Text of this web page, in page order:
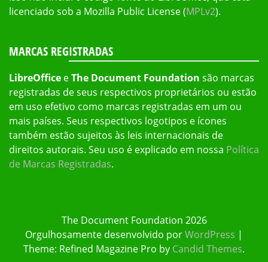
licenciado sob a Mozilla Public License (MPLv2).
MARCAS REGISTRADAS
LibreOffice eThe Document Foundation são marcas
registradas de seus respectivos proprietários ou estão
em uso efetivo como marcas registradas em um ou
mais países. Seus respectivos logotipos e ícones
também estão sujeitos às leis internacionais de
direitos autorais. Seu uso é explicado em nossa Política
de Marcas Registradas.
The Document Foundation 2026
Orgulhosamente desenvolvido porWordPress |
Theme: Refined Magazine Pro by Candid Themes.